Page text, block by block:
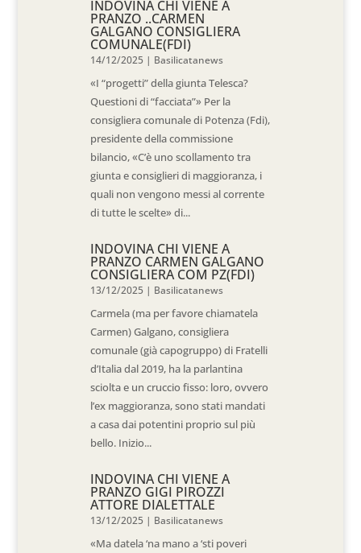
INDOVINA CHI VIENE A
PRANZO ..CARMEN
GALGANO CONSIGLIERA
COMUNALE(FDI)
14/12/2025 | Basilicatanews
«I “progetti” della giunta Telesca?
Questioni di “facciata”» Per la
consigliera comunale di Potenza (Fdi),
presidente della commissione
bilancio, «C’è uno scollamento tra
giunta e consiglieri di maggioranza, i
quali non vengono messi al corrente
di tutte le scelte» di...
INDOVINA CHI VIENE A
PRANZO CARMEN GALGANO
CONSIGLIERA COM PZ(FDI)
13/12/2025 | Basilicatanews
Carmela (ma per favore chiamatela
Carmen) Galgano, consigliera
comunale (già capogruppo) di Fratelli
d’Italia dal 2019, ha la parlantina
sciolta e un cruccio fisso: loro, ovvero
l’ex maggioranza, sono stati mandati
a casa dai potentini proprio sul più
bello. Inizio...
INDOVINA CHI VIENE A
PRANZO GIGI PIROZZI
ATTORE DIALETTALE
13/12/2025 | Basilicatanews
«Ma datela ‘na mano a ‘sti poveri